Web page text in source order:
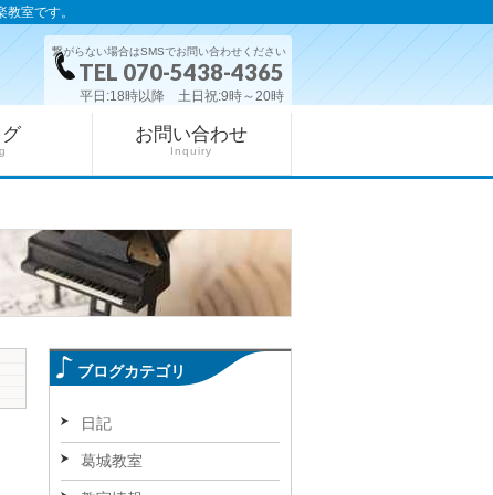
室です。
繋がらない場合はSMSでお問い合わせください
TEL 070-5438-4365
平日:18時以降 土日祝:9時～20時
お問い合わせ
Inquiry
ブログカテゴリ
日記
葛城教室